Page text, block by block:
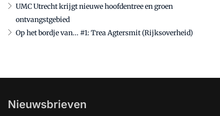
UMC Utrecht krijgt nieuwe hoofdentree en groen
ontvangstgebied
Op het bordje van... #1: Trea Agtersmit (Rijksoverheid)
Nieuwsbrieven